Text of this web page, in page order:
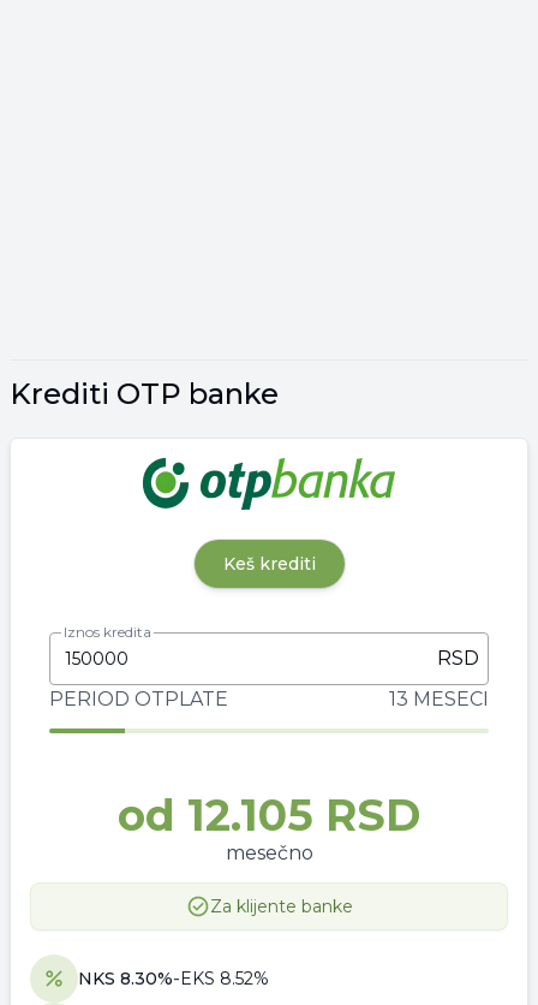
Krediti OTP banke
Keš krediti
RSD
Iznos kredita
PERIOD OTPLATE 13 MESECI
od 12.105 RSD
mesečno
Za klijente banke
NKS 8.30%-EKS 8.52%